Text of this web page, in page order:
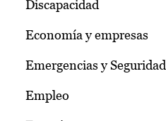
Discapacidad
Economía y empresas
Emergencias y Seguridad
Empleo